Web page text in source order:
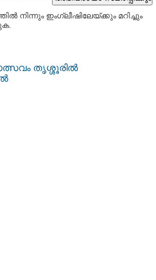
നിന്നും ഇംഗ്ലീഷിലേയ്ക്കും മറിച്ചും
തൃശ്ശൂരിൽ